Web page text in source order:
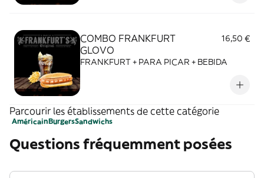
COMBO FRANKFURT
GLOVO
16,50 €
FRANKFURT + PARA PICAR + BEBIDA
Parcourir les établissements de cette catégorie
AméricainBurgersSandwichs
Questions fréquemment posées